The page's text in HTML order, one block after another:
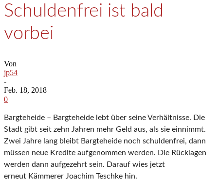
Schuldenfrei ist bald
vorbei
Von
jp54
-
Feb. 18, 2018
0
Bargteheide – Bargteheide lebt über seine Verhältnisse. Die
Stadt gibt seit zehn Jahren mehr Geld aus, als sie einnimmt.
Zwei Jahre lang bleibt Bargteheide noch schuldenfrei, dann
müssen neue Kredite aufgenommen werden. Die Rücklagen
werden dann aufgezehrt sein. Darauf wies jetzt
erneut Kämmerer Joachim Teschke hin.